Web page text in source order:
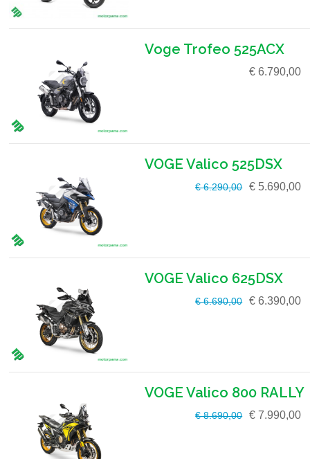
Voge Trofeo 525ACX
€ 6.790,00
VOGE Valico 525DSX
€ 6.290,00 € 5.690,00
VOGE Valico 625DSX
€ 6.690,00 € 6.390,00
VOGE Valico 800 RALLY
€ 8.690,00 € 7.990,00